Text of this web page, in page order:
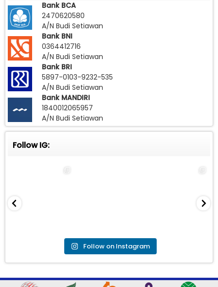
Bank BCA
2470620580
A/N Budi Setiawan
Bank BNI
0364412716
A/N Budi Setiawan
Bank BRI
5897-0103-9232-535
A/N Budi Setiawan
Bank MANDIRI
1840012065957
A/N Budi Setiawan
Follow IG:
Follow on Instagram